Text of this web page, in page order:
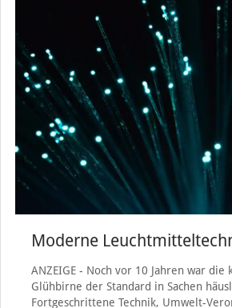
Moderne
ANZEIGE - Noch vor 10 Jahren war die
Glühbirne der Standard in Sachen
Fortgeschrittene Technik, Umwelt-